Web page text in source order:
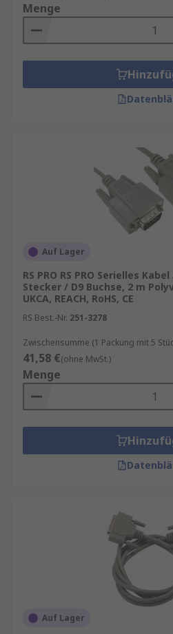
Menge
Auf Lager
RS PRO RS PRO Serielles
Stecker / D9 Buchse, 2 m
UKCA, REACH, RoHS, CE
RS Best.-Nr. 251-3278
Zwischensumme (1 Packung mit 5
41,58 €(ohne MwSt.)
Menge
Auf Lager